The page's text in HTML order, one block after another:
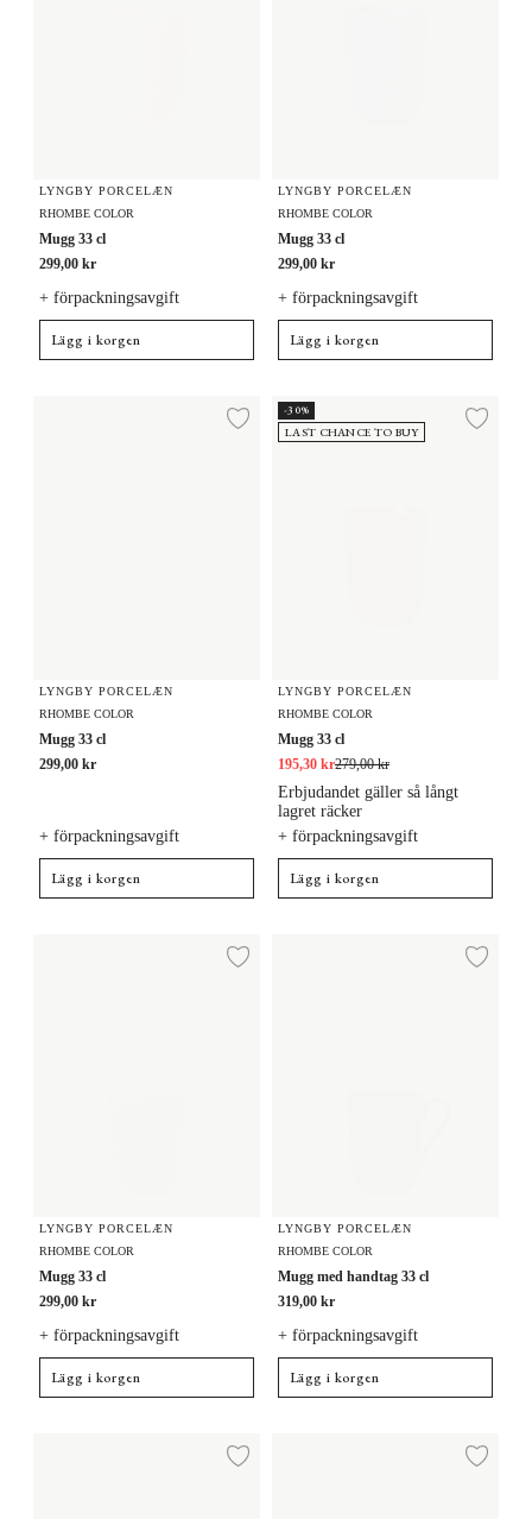
LYNGBY PORCELÆN
RHOMBE COLOR
Mugg 33 cl
299,00 kr
+ förpackningsavgift
Lägg i korgen
LYNGBY PORCELÆN
RHOMBE COLOR
Mugg 33 cl
299,00 kr
+ förpackningsavgift
Lägg i korgen
Lägg till i önskelista
LYNGBY PORCELÆN
RHOMBE COLOR
Mugg 33 cl
299,00 kr
+ förpackningsavgift
Lägg i korgen
Mugg 33 cl
-30%
LAST CHANCE TO BUY
LYNGBY PORCELÆN
RHOMBE COLOR
Mugg 33 cl
195,30 kr279,00 kr
+ förpackningsavgift
Erbjudandet gäller så långt
lagret räcker
Lägg i korgen
Lägg till i önskelista
LYNGBY PORCELÆN
RHOMBE COLOR
Mugg 33 cl
299,00 kr
+ förpackningsavgift
Lägg i korgen
LYNGBY PORCELÆN
RHOMBE COLOR
Mugg med handtag 33 cl
319,00 kr
+ förpackningsavgift
Lägg i korgen
Lägg till i önskelista